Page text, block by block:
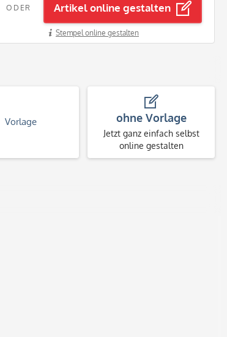
ODER Artikel online gestalten
Stempel online gestalten
ohne Vorlage
Jetzt ganz einfach selbst
online gestalten